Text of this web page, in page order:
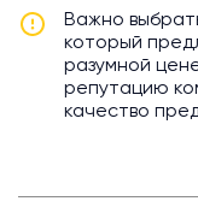
Важно
который
разумной
репутацию
качество